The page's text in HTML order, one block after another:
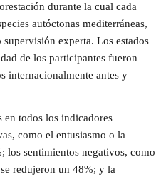
durante la cual cada
autóctonas mediterráneas,
experta. Los estados
de los participantes fueron
internacionalmente antes y
en todos los indicadores
como el entusiasmo o la
los sentimientos negativos, como
redujeron un 48%; y la